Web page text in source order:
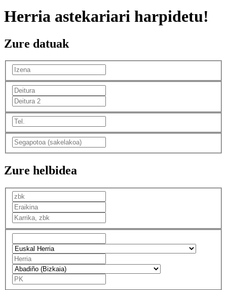
Herria astekariari harpidetu!
Zure datuak
Zure helbidea